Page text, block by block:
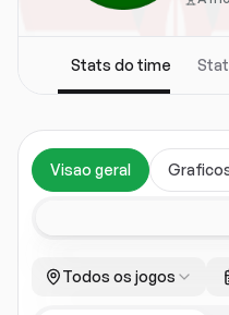
Stats do time
Visao geral
Todos os jogos